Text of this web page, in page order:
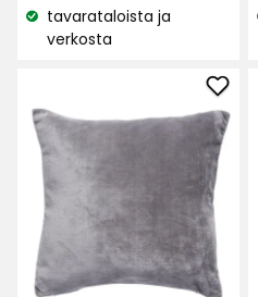
Katso
saatavuus:
tavarataloista ja
verkosta
Lisää
Fia